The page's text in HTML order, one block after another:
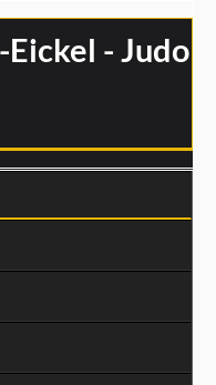
Eickel - Judo